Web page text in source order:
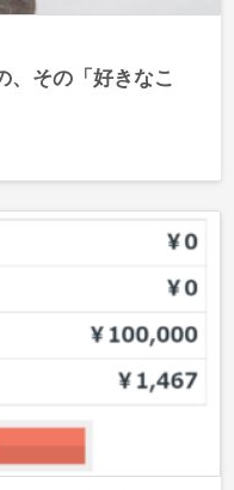
、その「好きなこ